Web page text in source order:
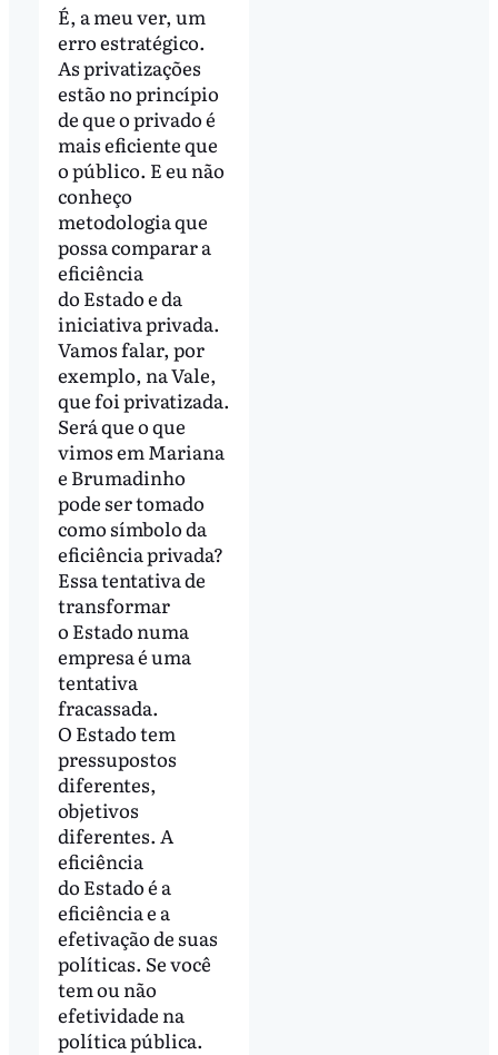
É, a meu ver, um
erro estratégico.
As privatizações
estão no princípio
de que o privado é
mais eficiente que
o público. E eu não
conheço
metodologia que
possa comparar a
eficiência
do Estado e da
iniciativa privada.
Vamos falar, por
exemplo, na Vale,
que foi privatizada.
Será que o que
vimos em Mariana
e Brumadinho
pode ser tomado
como símbolo da
eficiência privada?
Essa tentativa de
transformar
o Estado numa
empresa é uma
tentativa
fracassada.
O Estado tem
pressupostos
diferentes,
objetivos
diferentes. A
eficiência
do Estado é a
eficiência e a
efetivação de suas
políticas. Se você
tem ou não
efetividade na
política pública.